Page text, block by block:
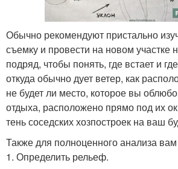
Обычно рекомендуют пристально
съемку и провести на новом участке
подряд, чтобы понять, где встает и
откуда обычно дует ветер, как
не будет ли место, которое вы
отдыха, расположено прямо под их
тень соседских хозпостроек на ваш
Также для полноценного анализа вам
1. Определить рельеф.